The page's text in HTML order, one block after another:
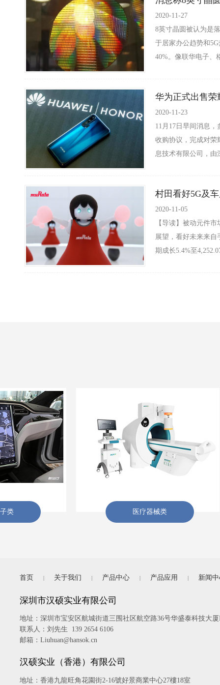
2020-11-27
8英寸晶圆被认为是
于居家办公趋势和
40%。像联华电子、
华为正式出售
2020-11-23
11月17日早间消息
收购协议，完成对荣
息技术有限公司，由
村田看好5G及
2020-11-05
【导读】被动元件
展望，看好未来来自
期成长5.4%至
首页 | 关于我们 | 产品中心 | 产品应用 | 新闻
深圳市汉硕实业有限公司
地址： 深圳市宝安区航城街道三围社区航空路36号华盛泰科技大厦
联系人：刘先生 139 2654 6106
邮箱：Liuhuan@hansok.cn
汉硕实业（香港）有限公司
地址：香港九龍旺角花園街2-16號好景商業中心27樓18室